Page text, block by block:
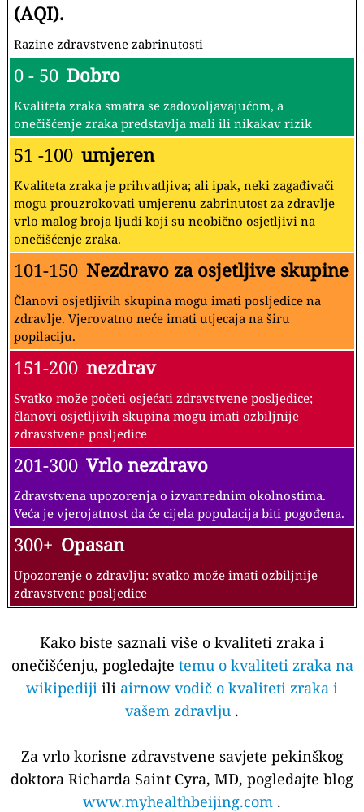
(AQI).
Razine zdravstvene zabrinutosti
0 - 50 Dobro
Kvaliteta zraka smatra se zadovoljavajućom, a
onečišćenje zraka predstavlja mali ili nikakav rizik
51 -100 umjeren
Kvaliteta zraka je prihvatljiva; ali ipak, neki zagađivači
mogu prouzrokovati umjerenu zabrinutost za zdravlje
vrlo malog broja ljudi koji su neobično osjetljivi na
onečišćenje zraka.
101-150 Nezdravo za osjetljive skupine
Članovi osjetljivih skupina mogu imati posljedice na
zdravlje. Vjerovatno neće imati utjecaja na širu
popilaciju.
151-200 nezdrav
Svatko može početi osjećati zdravstvene posljedice;
članovi osjetljivih skupina mogu imati ozbiljnije
zdravstvene posljedice
201-300 Vrlo nezdravo
Zdravstvena upozorenja o izvanrednim okolnostima.
Veća je vjerojatnost da će cijela populacija biti pogođena.
300+ Opasan
Upozorenje o zdravlju: svatko može imati ozbiljnije
zdravstvene posljedice
Kako biste saznali više o kvaliteti zraka i
onečišćenju, pogledajte temu o kvaliteti zraka na
wikipediji ili airnow vodič o kvaliteti zraka i
vašem zdravlju .
Za vrlo korisne zdravstvene savjete pekinškog
doktora Richarda Saint Cyra, MD, pogledajte blog
www.myhealthbeijing.com .